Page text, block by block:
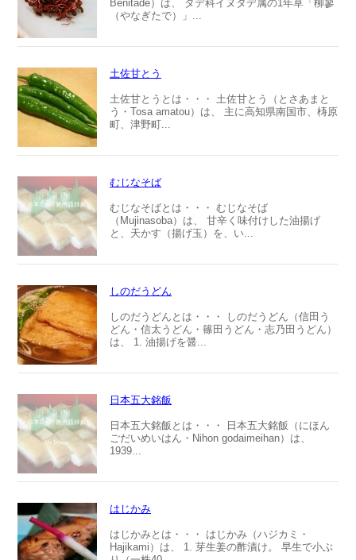
Benitade）は、 タデ科イヌタデ属の1年草「柳蓼
（やなぎたで）」...
土佐甘とう
土佐甘とうとは・・・ 土佐甘とう（とさあまと
う・Tosa amatou）は、 主に高知県南国市、梼原
町、津野町...
むじなそば
むじなそばとは・・・ むじなそば
（Mujinasoba）は、 甘辛く味付けした油揚げ
と、天かす（揚げ玉）を、い...
しのだうどん
しのだうどんとは・・・ しのだうどん（信田う
どん・信太うどん・篠田うどん・志乃田うどん）
は、 1. 油揚げを醤...
日本五大銘飯
日本五大銘飯とは・・・ 日本五大銘飯（にほん
ごだいめいはん・Nihon godaimeihan）は、
1939...
はじかみ
はじかみとは・・・ はじかみ（ハジカミ・
Hajikami）は、 1. 芽生姜の酢漬け。 早生で小ぶ